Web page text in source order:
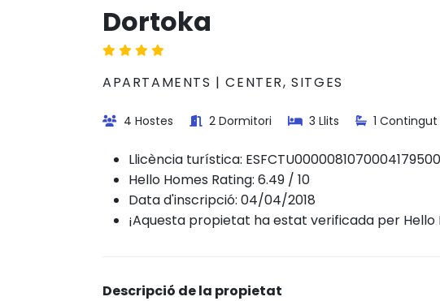
Dortoka
APARTAMENTS | CENTER, SITGES
4 Hostes 2 Dormitori 3 Llits 1 Contingut
Llicència turística:
Hello Homes Rating: 6.49 / 10
Data d'inscripció: 04/04/2018
¡Aquesta propietat ha estat verificada per Hello
Descripció de la propietat